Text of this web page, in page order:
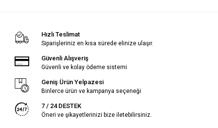
Hızlı Teslimat
Siparişleriniz en kısa sürede elinize ulaşır.
Güvenli Alışveriş
Güvenli ve kolay ödeme sistemi
Geniş Ürün Yelpazesi
Binlerce ürün ve kampanya seçeneği
7 / 24 DESTEK
Öneri ve şikayetlerinizi bize iletebilirsiniz.